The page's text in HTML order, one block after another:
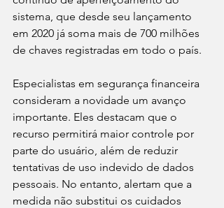
sistema, que desde seu lançamento
em 2020 já soma mais de 700 milhões
de chaves registradas em todo o país.
Especialistas em segurança financeira
consideram a novidade um avanço
importante. Eles destacam que o
recurso permitirá maior controle por
parte do usuário, além de reduzir
tentativas de uso indevido de dados
pessoais. No entanto, alertam que a
medida não substitui os cuidados